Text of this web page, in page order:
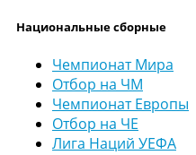
Национальные сборные
Чемпионат Мира
Отбор на ЧМ
Чемпионат Европы
Отбор на ЧЕ
Лига Наций УЕФА